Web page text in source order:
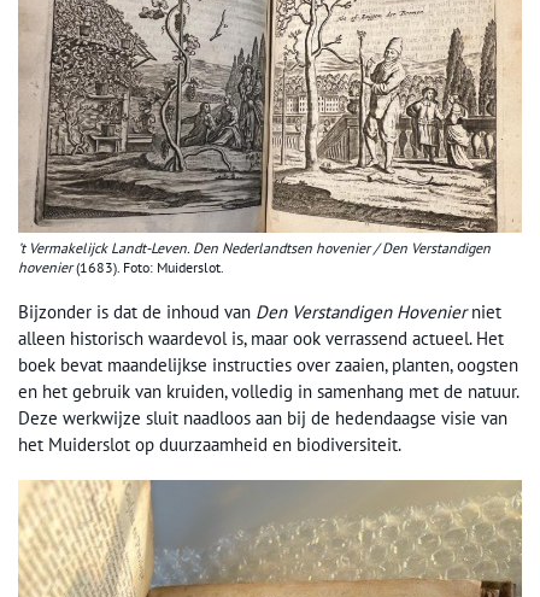
’t Vermakelijck Landt-Leven. Den Nederlandtsen hovenier / Den Verstandigen
hovenier(1683). Foto: Muiderslot.
Bijzonder is dat de inhoud van Den Verstandigen Hovenierniet
alleen historisch waardevol is, maar ook verrassend actueel. Het
boek bevat maandelijkse instructies over zaaien, planten, oogsten
en het gebruik van kruiden, volledig in samenhang met de natuur.
Deze werkwijze sluit naadloos aan bij de hedendaagse visie van
het Muiderslot op duurzaamheid en biodiversiteit.